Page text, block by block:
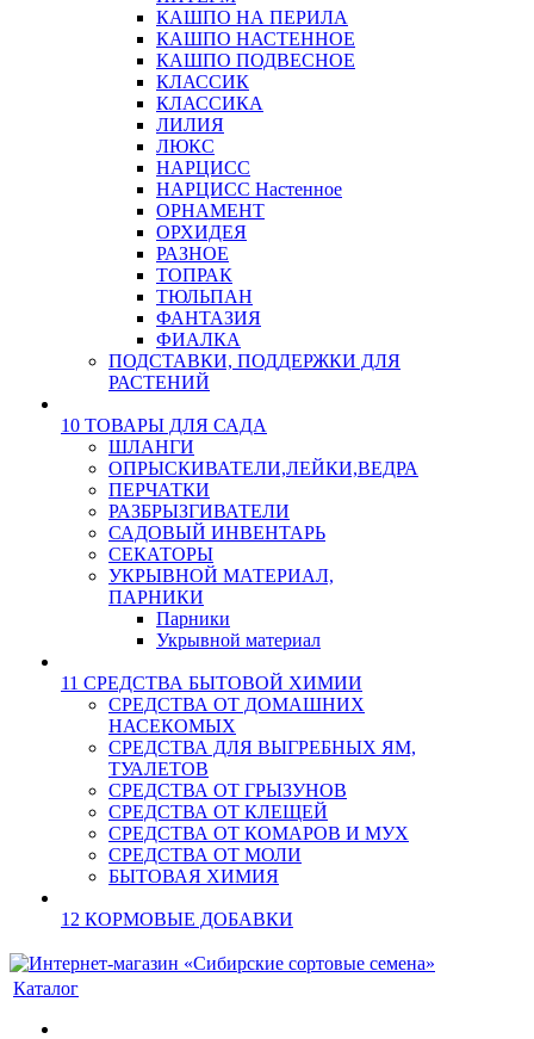
КАШПО НА ПЕРИЛА
КАШПО НАСТЕННОЕ
КАШПО ПОДВЕСНОЕ
КЛАССИК
КЛАССИКА
ЛИЛИЯ
ЛЮКС
НАРЦИСС
НАРЦИСС Настенное
ОРНАМЕНТ
ОРХИДЕЯ
РАЗНОЕ
ТОПРАК
ТЮЛЬПАН
ФАНТАЗИЯ
ФИАЛКА
ПОДСТАВКИ, ПОДДЕРЖКИ ДЛЯ
РАСТЕНИЙ
10 ТОВАРЫ ДЛЯ САДА
ШЛАНГИ
ОПРЫСКИВАТЕЛИ,ЛЕЙКИ,ВЕДРА
ПЕРЧАТКИ
РАЗБРЫЗГИВАТЕЛИ
САДОВЫЙ ИНВЕНТАРЬ
СЕКАТОРЫ
УКРЫВНОЙ МАТЕРИАЛ,
ПАРНИКИ
Парники
Укрывной материал
11 СРЕДСТВА БЫТОВОЙ ХИМИИ
СРЕДСТВА ОТ ДОМАШНИХ
НАСЕКОМЫХ
СРЕДСТВА ДЛЯ ВЫГРЕБНЫХ ЯМ,
ТУАЛЕТОВ
СРЕДСТВА ОТ ГРЫЗУНОВ
СРЕДСТВА ОТ КЛЕЩЕЙ
СРЕДСТВА ОТ КОМАРОВ И МУХ
СРЕДСТВА ОТ МОЛИ
БЫТОВАЯ ХИМИЯ
12 КОРМОВЫЕ ДОБАВКИ
Каталог